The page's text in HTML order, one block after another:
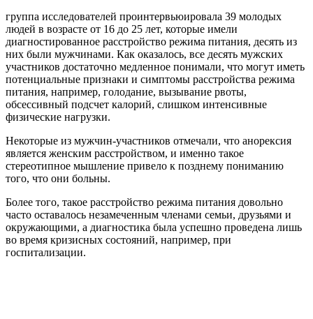
группа исследователей проинтервьюировала 39 молодых
людей в возрасте от 16 до 25 лет, которые имели
диагностированное расстройство режима питания, десять из
них были мужчинами. Как оказалось, все десять мужских
участников достаточно медленное понимали, что могут иметь
потенциальные признаки и симптомы расстройства режима
питания, например, голодание, вызывание рвоты,
обсессивный подсчет калорий, слишком интенсивные
физические нагрузки.
Некоторые из мужчин-участников отмечали, что анорексия
является женским расстройством, и именно такое
стереотипное мышление привело к позднему пониманию
того, что они больны.
Более того, такое расстройство режима питания довольно
часто оставалось незамеченным членами семьи, друзьями и
окружающими, а диагностика была успешно проведена лишь
во время кризисных состояний, например, при
госпитализации.